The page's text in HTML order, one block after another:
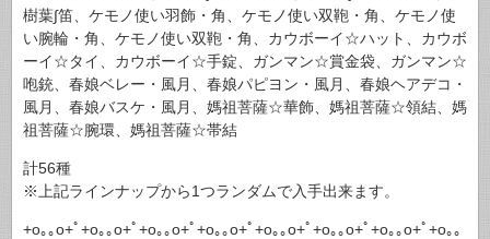
樹葉∫笛、ケモノ使い羽飾・角、ケモノ使い双鞄・角、ケモノ使
い腕輪・角、ケモノ使い双鞄・角、カウボーイ☆ハット、カウボ
ーイ☆タイ、カウボーイ☆手錠、ガンマン☆賞金袋、ガンマン☆
咆銃、春娘ベレー・風月、春娘パピヨン・風月、春娘ヘアデコ・
風月、春娘バスケ・風月、媽祖菩薩☆華飾、媽祖菩薩☆領結、媽
祖菩薩☆腕環、媽祖菩薩☆帯結
計56種
※上記ラインナップから1つランダムで入手出来ます。
+o｡｡o+ﾟ+o｡｡o+ﾟ+o｡｡o+ﾟ+o｡｡o+ﾟ+o｡｡o+ﾟ+o｡｡o+ﾟ+o｡｡o+ﾟ+o｡｡